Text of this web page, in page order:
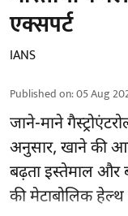
एक्सपर्ट
IANS
Published on:05 Aug
जाने-माने
अनुसार, खाने की
बढ़ता इस्तेमाल और
की मेटाबोलिक